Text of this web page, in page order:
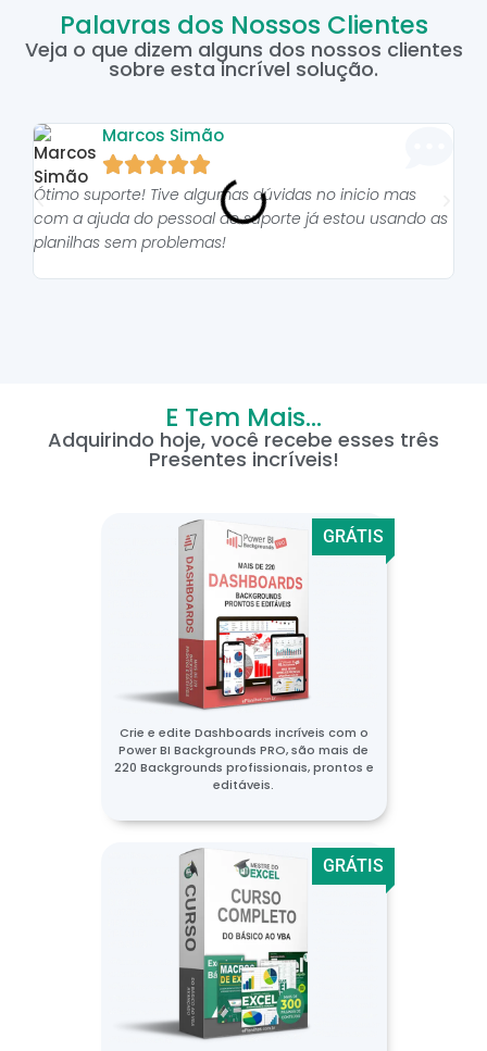
Palavras dos Nossos Clientes
Veja o que dizem alguns dos nossos clientes
sobre esta incrível solução.
Marcos Simão

Ótimo suporte! Tive algumas dúvidas no inicio mas
com a ajuda do pessoal do suporte já estou usando as
planilhas sem problemas!
E Tem Mais...
Adquirindo hoje, você recebe esses três
Presentes incríveis!
GRÁTIS
Crie e edite Dashboards incríveis com o
Power BI Backgrounds PRO, são mais de
220 Backgrounds profissionais, prontos e
editáveis.
GRÁTIS